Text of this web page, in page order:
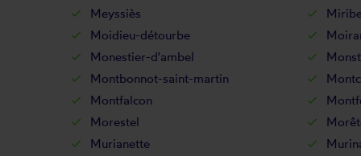
Meyssiès
Moidieu-détourbe
Monestier-d'ambel
Montbonnot-saint-martin
Montfalcon
Morestel
Murianette